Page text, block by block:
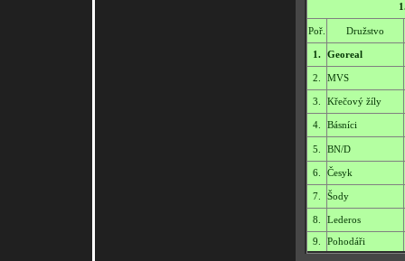
Poř. Družstvo
1. Georeal
2. MVS
3. Křečový žíly
4. Básníci
5. BN/D
6. Česyk
7. Šody
8.
Lederos
9.
Pohodáři